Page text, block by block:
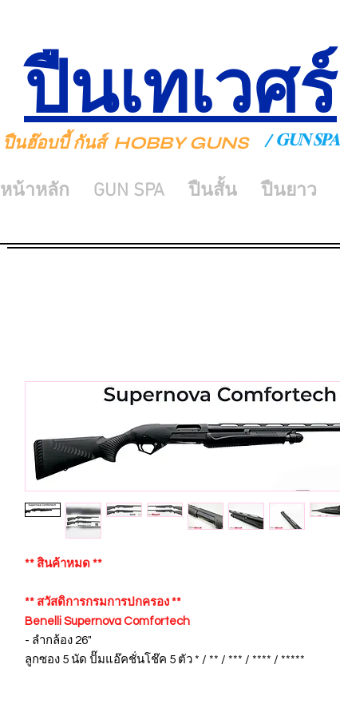
ปืนเทเวศร์
ปืนฮ๊อบบี้ กันส์ HOBBY GUNS /GUN SPA
หน้าหลัก GUN SPA ปืนสั้น ปืนยาว
** สินค้าหมด **
** สวัสดิการกรมการปกครอง **
Benelli Supernova Comfortech
- ลำกล้อง 26"
ลูกซอง 5 นัด ปั๊มแอ๊คชั่นโช๊ค 5 ตัว * / ** / *** / **** / *****